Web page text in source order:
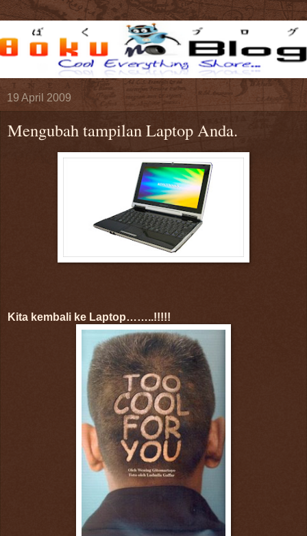
19 April 2009
Mengubah tampilan Laptop Anda.
Kita kembali ke Laptop……..!!!!!